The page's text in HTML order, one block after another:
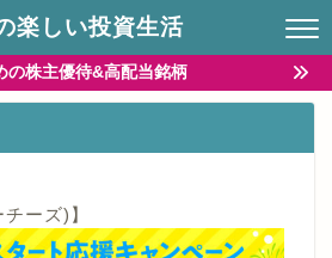
楽しい投資生活
の株主優待&高配当銘柄
ーズ)】